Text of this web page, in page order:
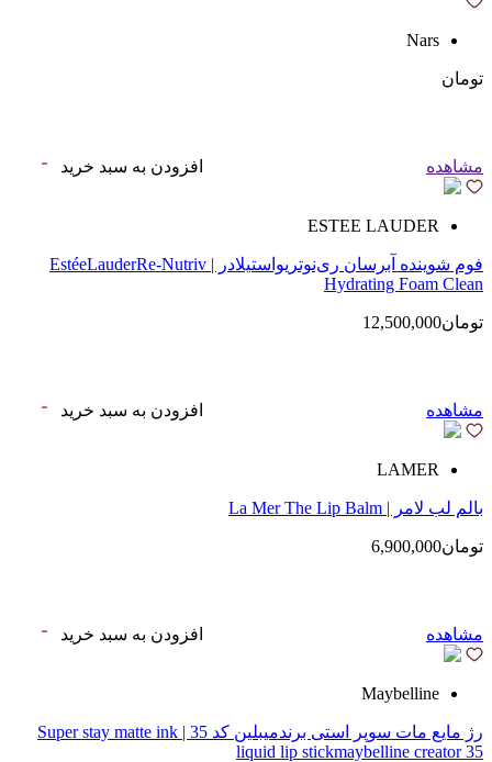
Nars
تومان
مشاهده افزودن به سبد خرید
ESTEE LAUDER
فوم شوینده آبرسان ری‌نوتریواستیلادر | EstéeLauderRe-Nutriv
Hydrating Foam Clean
تومان12,500,000
مشاهده افزودن به سبد خرید
LAMER
بالم لب لامر | La Mer The Lip Balm
تومان6,900,000
مشاهده افزودن به سبد خرید
Maybelline
رژ مایع مات سوپر استی‌ برندمیبلین کد 35 | Super stay matte ink
liquid lip stickmaybelline creator 35